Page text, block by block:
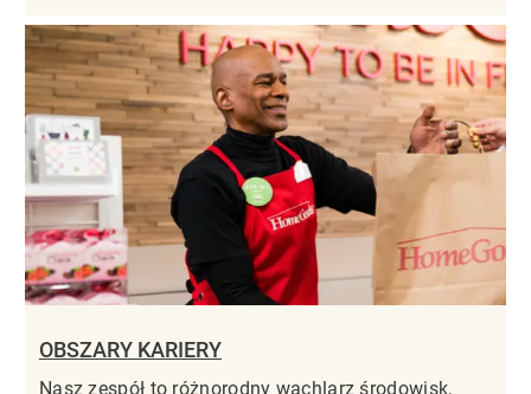
OBSZARY KARIERY
Nasz zespół to różnorodny wachlarz środowisk,